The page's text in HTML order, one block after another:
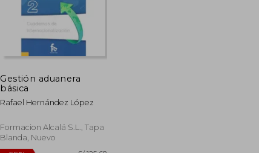
Gestión aduanera
básica
Rafael Hernández López
Formacion Alcalá S.L., Tapa
Blanda, Nuevo